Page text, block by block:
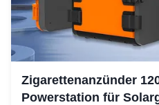
Zigarettenanzünder
Powerstation für